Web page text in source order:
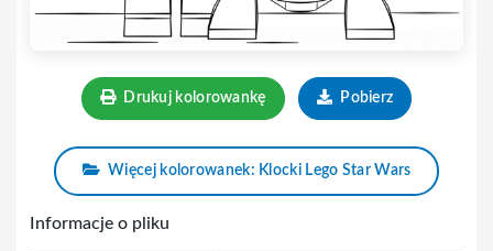
Drukuj kolorowankę Pobierz
Więcej kolorowanek: Klocki Lego Star Wars
Informacje o pliku